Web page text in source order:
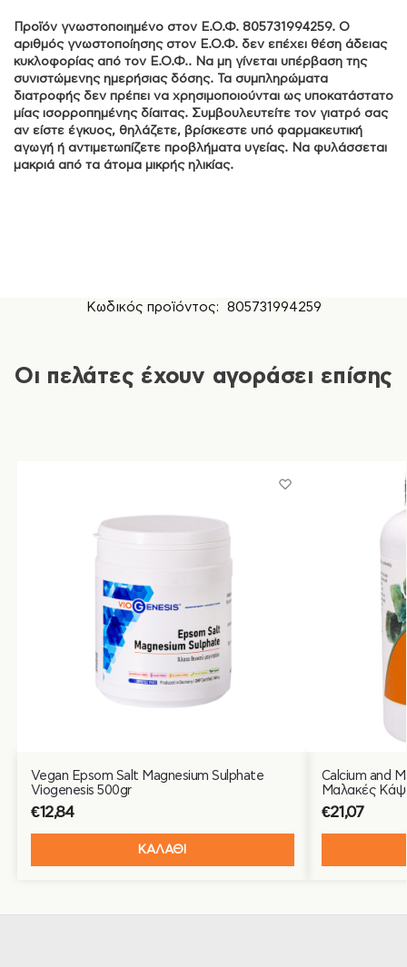
Προϊόν γνωστοποιημένο στον Ε.Ο.Φ. 805731994259. Ο
αριθμός γνωστοποίησης στον Ε.Ο.Φ. δεν επέχει θέση άδειας
κυκλοφορίας από τον Ε.Ο.Φ.. Να μη γίνεται υπέρβαση της
συνιστώμενης ημερήσιας δόσης. Τα συμπληρώματα
διατροφής δεν πρέπει να χρησιμοποιούνται ως υποκατάστατο
μίας ισορροπημένης δίαιτας. Συμβουλευτείτε τον γιατρό σας
αν είστε έγκυος, θηλάζετε, βρίσκεστε υπό φαρμακευτική
αγωγή ή αντιμετωπίζετε προβλήματα υγείας. Να φυλάσσεται
μακριά από τα άτομα μικρής ηλικίας.
Κωδικός προϊόντος: 805731994259
Οι πελάτες έχουν αγοράσει επίσης
Vegan Epsom Salt Magnesium Sulphate
Viogenesis 500gr
€12,84
ΚΑΛΑΘΙ
Calcium and
Μαλακές
€21,07